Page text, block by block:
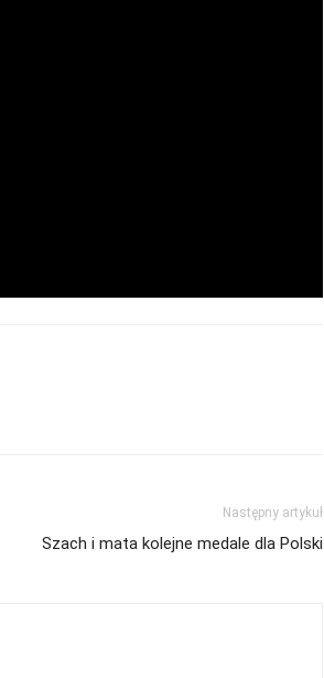
Następny artykuł
Szach i mata kolejne medale dla Polski